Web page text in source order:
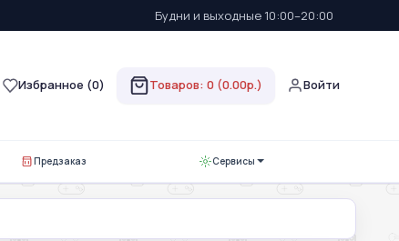
Будни и выходные 10:00–20:00
Избранное (0) Товаров: 0 (0.00р.) Войти
Предзаказ Сервисы